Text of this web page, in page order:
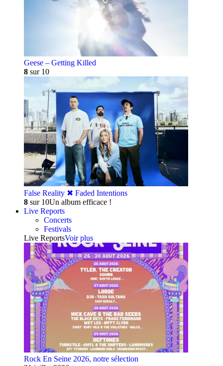
Geese – Getting Killed
8 sur 10
False Reality ✖︎ Faded Intentions
8 sur 10Un album efficace !
Live Reports
Concerts
Festivals
Live ReportsVoir plus
Rock En Seine 2026, notre sélection